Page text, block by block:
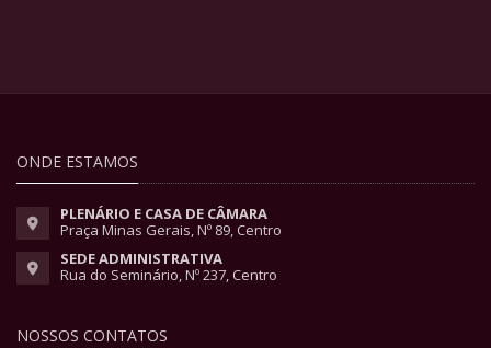
ONDE ESTAMOS
PLENÁRIO E CASA DE CÂMARA
Praça Minas Gerais, Nº 89, Centro
SEDE ADMINISTRATIVA
Rua do Seminário, Nº 237, Centro
NOSSOS CONTATOS